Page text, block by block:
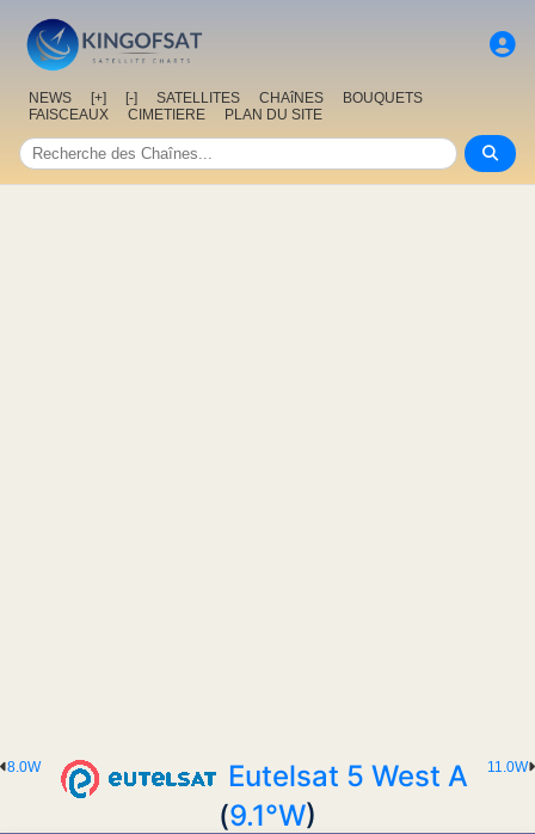
NEWS [+] [-] SATELLITES CHAîNES
BOUQUETS
FAISCEAUX
CIMETIERE PLAN DU SITE
11.0W
8.0W
Eutelsat 5 West A
(9.1°W)